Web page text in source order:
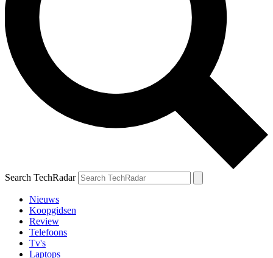
Search TechRadar
Nieuws
Koopgidsen
Review
Telefoons
Tv's
Laptops